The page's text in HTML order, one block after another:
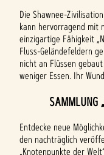
Die Shawnee-
kann hervorragend mit
einzigartige Fähigkeit
Fluss-Geländefeldern
nicht an Flüssen
weniger Essen. Ihr
SAMMLUNG
Entdecke neue
den nachträglich
„Knotenpunkte der